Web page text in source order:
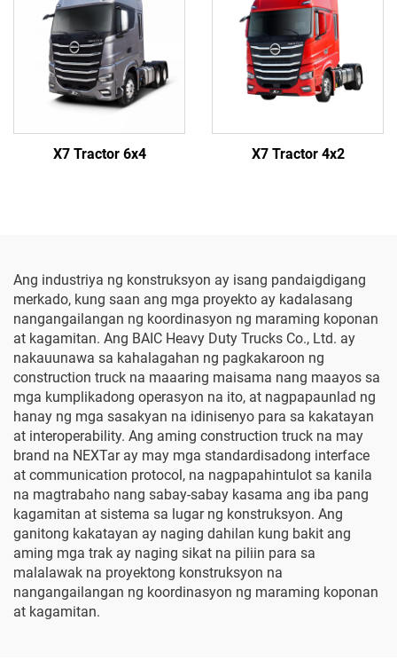
X7 Tractor 6x4 X7 Tractor 4x2
Ang industriya ng konstruksyon ay isang pandaigdigang
merkado, kung saan ang mga proyekto ay kadalasang
nangangailangan ng koordinasyon ng maraming koponan
at kagamitan. Ang BAIC Heavy Duty Trucks Co., Ltd. ay
nakauunawa sa kahalagahan ng pagkakaroon ng
construction truck na maaaring maisama nang maayos sa
mga kumplikadong operasyon na ito, at nagpapaunlad ng
hanay ng mga sasakyan na idinisenyo para sa kakatayan
at interoperability. Ang aming construction truck na may
brand na NEXTar ay may mga standardisadong interface
at communication protocol, na nagpapahintulot sa kanila
na magtrabaho nang sabay-sabay kasama ang iba pang
kagamitan at sistema sa lugar ng konstruksyon. Ang
ganitong kakatayan ay naging dahilan kung bakit ang
aming mga trak ay naging sikat na piliin para sa
malalawak na proyektong konstruksyon na
nangangailangan ng koordinasyon ng maraming koponan
at kagamitan.